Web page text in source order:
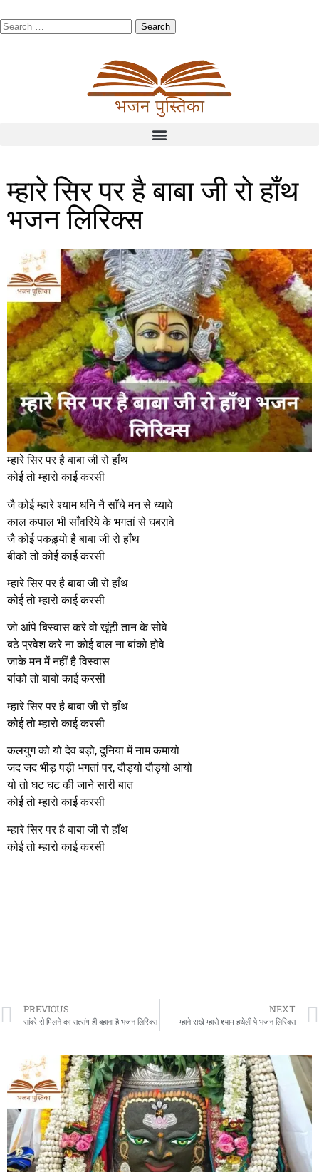
म्हारे सिर पर है बाबा जी रो हाँथ
भजन लिरिक्स
म्हारे सिर पर है बाबा जी रो हाँथ
कोई तो म्हारो काई करसी
जै कोई म्हारे श्याम धनि नै साँचे मन से ध्यावे
काल कपाल भी साँवरिये के भगतां से घबरावे
जै कोई पकड़्यो है बाबा जी रो हाँथ
बीको तो कोई काई करसी
म्हारे सिर पर है बाबा जी रो हाँथ
कोई तो म्हारो काई करसी
जो आंपे बिस्वास करे वो खूंटी तान के सोवे
बठे प्रवेश करे ना कोई बाल ना बांको होवे
जाके मन में नहीं है विस्वास
बांको तो बाबो काई करसी
म्हारे सिर पर है बाबा जी रो हाँथ
कोई तो म्हारो काई करसी
कलयुग को यो देव बड़ो, दुनिया में नाम कमायो
जद जद भीड़ पड़ी भगतां पर, दौड्यो दौड्यो आयो
यो तो घट घट की जाने सारी बात
कोई तो म्हारो काई करसी
म्हारे सिर पर है बाबा जी रो हाँथ
कोई तो म्हारो काई करसी
PREVIOUS
सांवरे से मिलने का सत्संग ही बहाना है भजन लिरिक्स
NEXT
म्हाने राखे म्हारो श्याम हथेली पे भजन लिरिक्स